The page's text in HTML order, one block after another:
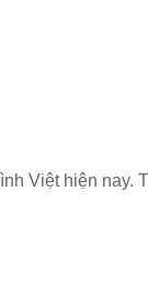
Việt hiện nay.